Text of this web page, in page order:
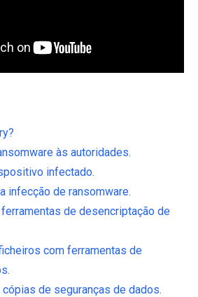
às autoridades.
infectado.
infecção de ransomware.
de desencriptação de
com ferramentas de
cópias de seguranças de dados.